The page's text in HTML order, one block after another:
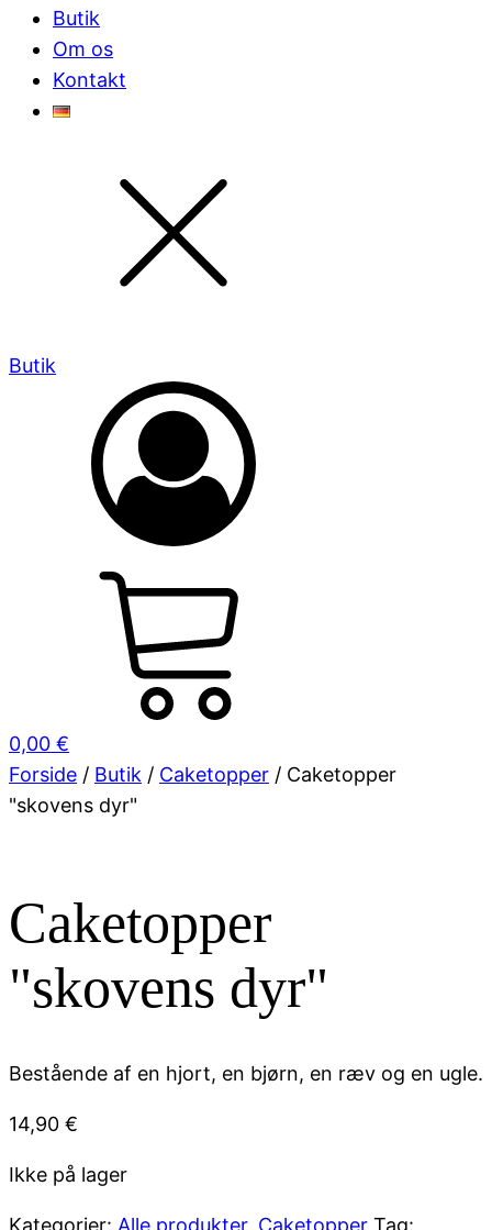
Butik
Om os
Kontakt
Butik
0,00 €
Forside / Butik / Caketopper / Caketopper
"skovens dyr"
Caketopper
"skovens dyr"
Bestående af en hjort, en bjørn, en ræv og en ugle.
14,90 €
Ikke på lager
Kategorier: Alle produkter, Caketopper Tag: